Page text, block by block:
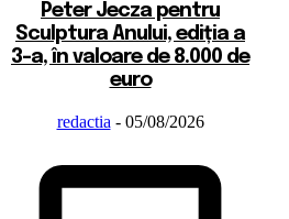
Peter Jecza pentru
Sculptura Anului, ediția a
3-a, în valoare de 8.000 de
euro
redactia - 05/08/2026